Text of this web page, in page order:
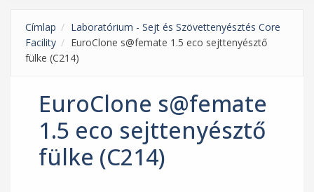
Címlap
Laboratórium - Sejt és Szövettenyésztés Core
Facility
EuroClone s@femate 1.5 eco sejttenyésztő
fülke (C214)
EuroClone s@femate
1.5 eco sejttenyésztő
fülke (C214)